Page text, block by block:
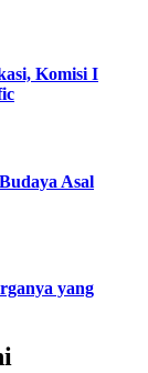
Komisi I
Asal
yang